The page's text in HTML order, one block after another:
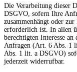
Die Verarbeitung dieser
DSGVO, sofern Ihre
zusammenhängt oder
erforderlich ist. In allen
berechtigten Interesse
Anfragen (Art. 6 Abs. 1
Abs. 1 lit. a DSGVO)
jederzeit widerrufbar.